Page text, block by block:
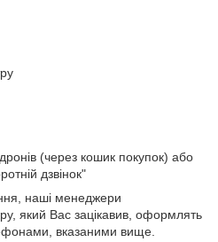
(через кошик покупок) або
дзвінок"
наші менеджери
який Вас зацікавив, оформлять
вказаними вище.